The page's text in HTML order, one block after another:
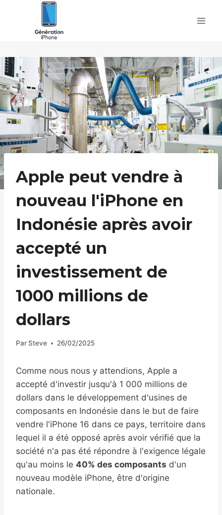
Apple peut vendre à
nouveau l'iPhone en
Indonésie après avoir
accepté un
investissement de
1000 millions de
dollars
Par Steve 26/02/2025
Comme nous nous y attendions, Apple a
accepté d'investir jusqu'à 1 000 millions de
dollars dans le développement d'usines de
composants en Indonésie dans le but de faire
vendre l'iPhone 16 dans ce pays, territoire dans
lequel il a été opposé après avoir vérifié que la
société n'a pas été répondre à l'exigence légale
qu'au moins le 40% des composants d'un
nouveau modèle iPhone, être d'origine
nationale.